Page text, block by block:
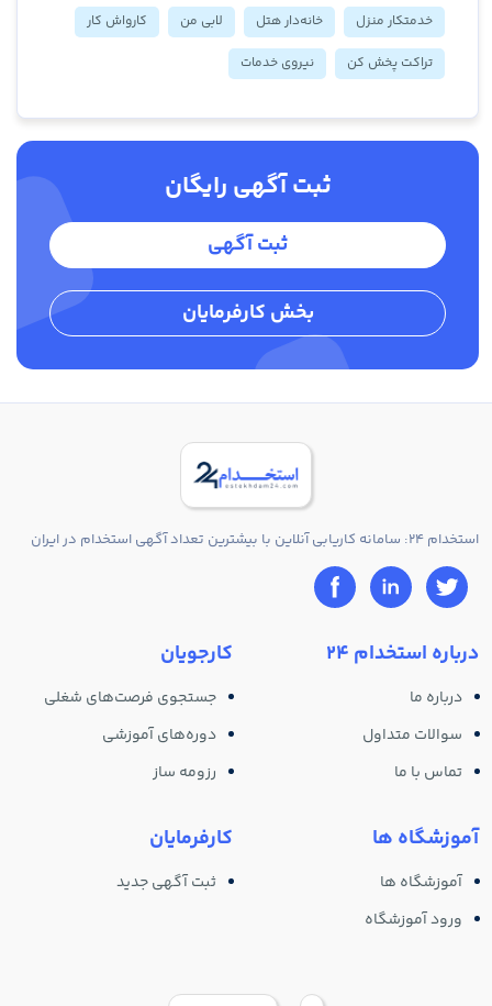
خدمتکار منزل
خانه‌دار هتل لابی من
کارواش کار
تراکت پخش کن
نیروی خدمات
ثبت آگهی رایگان
ثبت آگهی
بخش کارفرمایان
استخدام 24: سامانه کاریابی آنلاین با بیشترین تعداد آگهی استخدام در ایران
درباره استخدام 24
درباره ما
سوالات متداول
تماس با ما
آموزشگاه ها
آموزشگاه ها
ورود آموزشگاه
کارجویان
جستجوی فرصت‌های شغلی
دوره‌های آموزشی
رزومه ساز
کارفرمایان
ثبت آگهی جدید